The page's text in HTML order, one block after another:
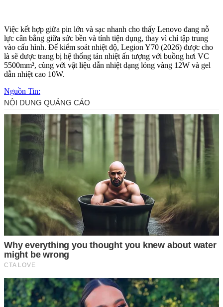
Việc kết hợp giữa pin lớn và sạc nhanh cho thấy Lenovo đang nỗ
lực cân bằng giữa sức bền và tính tiện dụng, thay vì chỉ tập trung
vào cấu hình. Để kiểm soát nhiệt độ, Legion Y70 (2026) được cho
là sẽ được trang bị hệ thống tản nhiệt ấn tượng với buồng hơi VC
5500mm², cùng với vật liệu dẫn nhiệt dạng lỏng vàng 12W và gel
dẫn nhiệt cao 10W.
Nguồn Tin: